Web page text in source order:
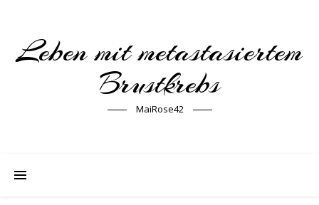
Leben mit metastasiertem
Brustkrebs
MaiRose42